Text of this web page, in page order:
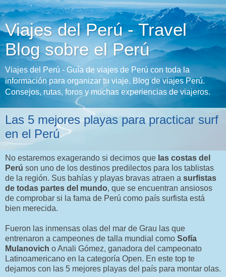
Viajes del Perú - Travel
Blog sobre el Perú
Viajes del Perú - Guía de viajes de Perú con toda la
información para organizar tu viaje. Blog de viajes Perú.
Consejos, rutas, foros y muchas experiencias de viajeros.
Las 5 mejores playas para practicar surf
en el Perú
No estaremos exagerando si decimos que las costas del
Perú son uno de los destinos predilectos para los tablistas
de la región. Sus bahías y playas bravas atraen a surfistas
de todas partes del mundo, que se encuentran ansiosos
de comprobar si la fama de Perú como país surfista está
bien merecida.
Fueron las inmensas olas del mar de Grau las que
entrenaron a campeones de talla mundial como Sofía
Mulanovich o Anali Gómez, ganadora del campeonato
Latinoamericano en la categoría Open. En este top te
dejamos con las 5 mejores playas del país para montar olas.